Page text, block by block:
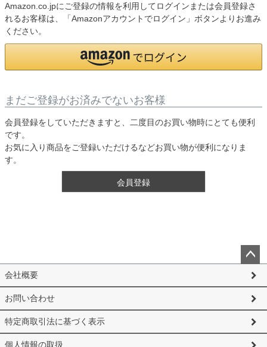
Amazon.co.jpにご登録の情報を利用してログインまたは会員登録さ
れるお客様は、「Amazonアカウントでログイン」ボタンよりお進み
ください。
まだご登録がお済みでないお客様
会員登録をしていただきますと、二度目のお買い物時にとても便利
です。
お気に入り商品をご登録いただけるなどお買い物が便利になりま
す。
会員登録
ペー
ップ
へ
会社概要
お問い合わせ
特定商取引法に基づく表示
個人情報の取扱